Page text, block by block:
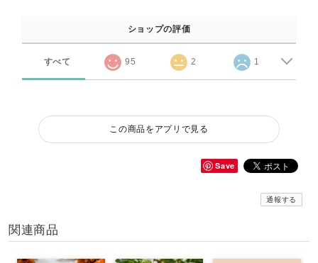
ショップの評価
すべて 95 2 1
この商品をアプリで見る
Save
通報する
関連商品